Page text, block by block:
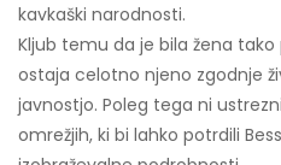
kavkaški narodnosti.
Kljub temu da je bila žena
ostaja celotno njeno zgodnje
javnostjo. Poleg tega ni
omrežjih, ki bi lahko potrdili